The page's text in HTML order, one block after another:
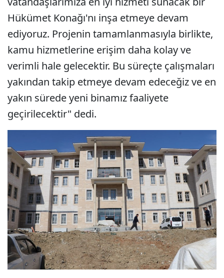
Hükümet Konağı'nı inşa etmeye devam
ediyoruz. Projenin tamamlanmasıyla birlikte,
kamu hizmetlerine erişim daha kolay ve
verimli hale gelecektir. Bu süreçte çalışmaları
yakından takip etmeye devam edeceğiz ve en
yakın sürede yeni binamız faaliyete
geçirilecektir" dedi.